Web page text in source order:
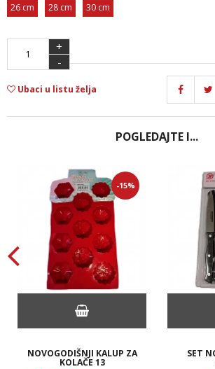
26 cm
28 cm 30 cm
+
-
Ubaci u listu želja
POGLEDAJTE I...
-15%
NOVOGODIŠNJI KALUP ZA
KOLAČE 13
SET